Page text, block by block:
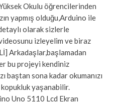
Okulu öğrencilerinden
yapmış olduğu,Arduino ile
olarak sizlerle
izleyelim ve biraz
Arkadaşlar,başlamadan
bu projeyi kendiniz
baştan sona kadar okumanızı
yaşanabilir.
Uno 5110 Lcd Ekran